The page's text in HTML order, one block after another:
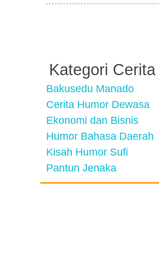
Kategori
Bakusedu Manado
Cerita Humor Dewasa
Ekonomi dan Bisnis
Humor Bahasa Daerah
Kisah Humor Sufi
Pantun Jenaka